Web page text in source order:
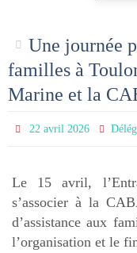
Une journée
familles à
Marine et la
22 avril 2026
Le 15 avril,
s’associer à la
d’assistance aux
l’organisation et le